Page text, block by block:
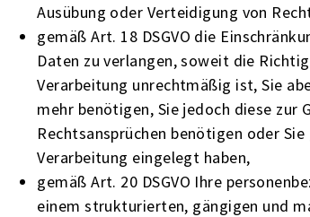
Ausübung oder Verteidigung von
gemäß Art. 18 DSGVO die
Daten zu verlangen, soweit die
Verarbeitung unrechtmäßig ist, Sie
mehr benötigen, Sie jedoch diese zur
Rechtsansprüchen benötigen oder
Verarbeitung eingelegt haben,
gemäß Art. 20 DSGVO Ihre
einem strukturierten, gängigen und